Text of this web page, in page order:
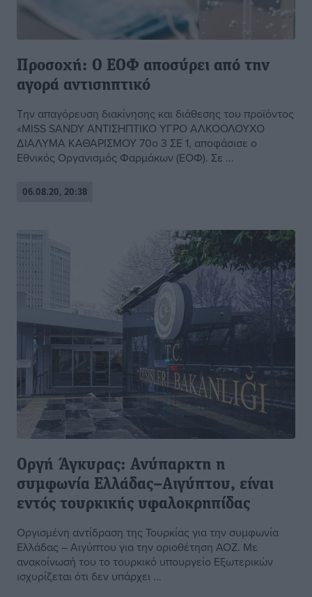
Προσοχή: Ο ΕΟΦ αποσύρει από την
αγορά αντισηπτικό
Την απαγόρευση διακίνησης και διάθεσης του προϊόντος
«MISS SANDY ΑΝΤΙΣΗΠΤΙΚΟ ΥΓΡΟ ΑΛΚΟΟΛΟΥΧΟ
ΔΙΑΛΥΜΑ ΚΑΘΑΡΙΣΜΟΥ 70ο 3 ΣΕ 1, αποφάσισε ο
Εθνικός Οργανισμός Φαρμάκων (ΕΟΦ). Σε ...
06.08.20, 20:38
Οργή Άγκυρας: Ανύπαρκτη η
συμφωνία Ελλάδας–Αιγύπτου, είναι
εντός τουρκικής υφαλοκρηπίδας
Οργισμένη αντίδραση της Τουρκίας για την συμφωνία
Ελλάδας – Αιγύπτου για την οριοθέτηση ΑΟΖ. Με
ανακοίνωσή του το τουρκικό υπουργείο Εξωτερικών
ισχυρίζεται ότι δεν υπάρχει ...